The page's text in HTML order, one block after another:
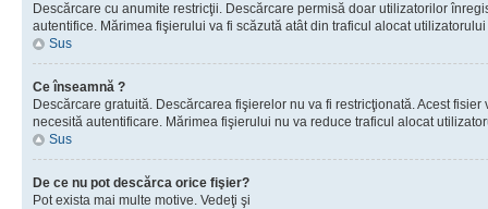
Descărcare cu anumite restricţii. Descărcare permisă doar utilizatorilor
autentifice. Mărimea fişierului va fi scăzută atât din traficul alocat
Sus
Ce înseamnă ?
Descărcare gratuită. Descărcarea fişierelor nu va fi restricţionată. Acest
necesită autentificare. Mărimea fişierului nu va reduce traficul alocat
Sus
De ce nu pot descărca orice fişier?
Pot exista mai multe motive. Vedeţi şi